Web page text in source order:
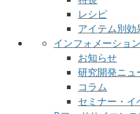
レシピ
アイテム別効
インフォメーション
お知らせ
研究開発ニュ
コラム
セミナー・イ